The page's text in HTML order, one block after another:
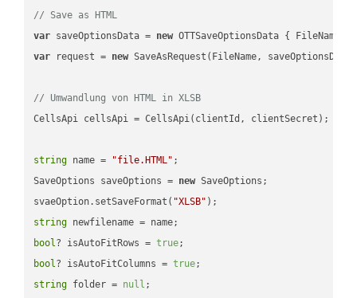
// Save as HTML
var saveOptionsData = new OTTSaveOptionsData { FileName =
var request = new SaveAsRequest(FileName,
// Umwandlung von HTML in XLSB
CellsApi cellsApi = CellsApi(clientId, clientSecret);
string name = "file.HTML" ;
SaveOptions saveOptions = new SaveOptions;
svaeOption.setSaveFormat( "XLSB"
string
bool? isAutoFitRows = true
bool? isAutoFitColumns = true
string folder = null